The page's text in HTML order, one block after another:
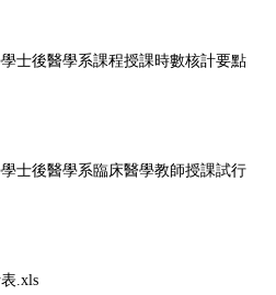
學士後醫學系課程授課時數核計要點
學士後醫學系臨床醫學教師授課試行
.xls